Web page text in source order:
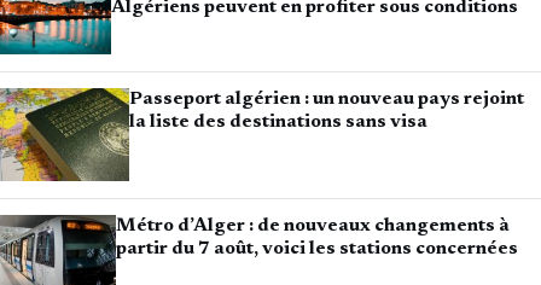
Algériens peuvent en profiter sous conditions
Passeport algérien : un nouveau pays rejoint
la liste des destinations sans visa
Métro d’Alger : de nouveaux changements à
partir du 7 août, voici les stations concernées